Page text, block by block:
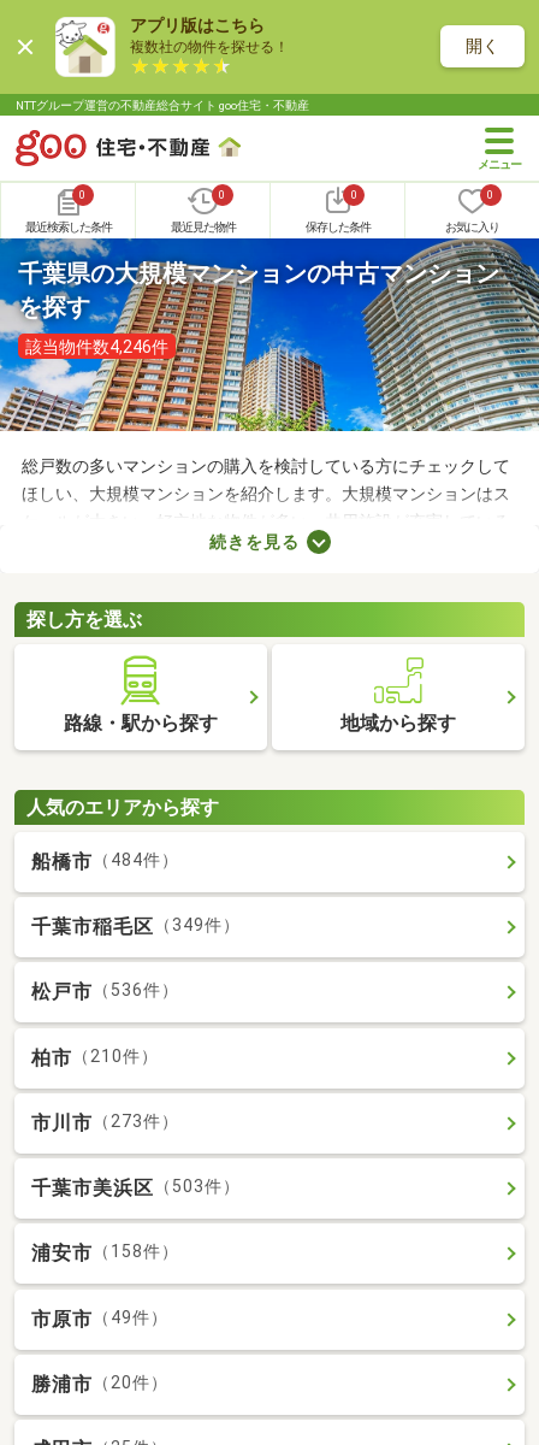
アプリ版はこちら
複数社の物件を探せる！ 開く
NTTグループ運営の不動産総合サイト goo住宅・不動産
0
最近検索した条件
0
最近見た物件
0
保存した条件
0
お気に入り
千葉県の大規模マンションの中古マンション
を探す
該当物件数4,246件
総戸数の多いマンションの購入を検討している方にチェックして
ほしい、大規模マンションを紹介します。大規模マンションはス
ケールが大きい・好立地な物件が多い・共用施設が充実している
などのメリットがあります。豊かな生活を実現するポイントが備
ご検討してみてくださいね。
続きを見る
探し方を選ぶ
路線・駅から探す 地域から探す
人気のエリアから探す
船橋市 （484件）
千葉市稲毛区 （349件）
松戸市 （536件）
柏市 （210件）
市川市 （273件）
千葉市美浜区 （503件）
浦安市 （158件）
市原市 （49件）
勝浦市 （20件）